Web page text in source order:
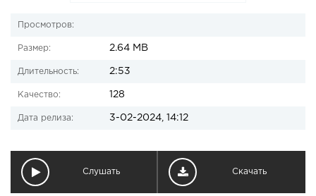
Просмотров:
Размер: 2.64 MB
Длительность: 2:53
Качество: 128
Дата релиза: 3-02-2024, 14:12
Слушать Скачать